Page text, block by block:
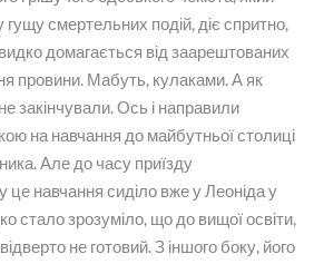
смертельних подій, діє спритно,
домагається від заарештованих
провини. Мабуть, кулаками. А як
закінчували. Ось і направили
на навчання до майбутньої столиці
Але до часу приїзду
це навчання сиділо вже у Леоніда у
стало зрозуміло, що до вищої освіти,
не готовий. З іншого боку, його